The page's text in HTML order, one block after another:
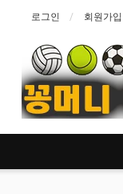
로그인 회원가입